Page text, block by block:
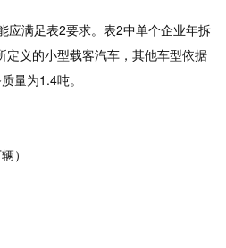
应满足表2要求。表2中单个企业年拆
定义的小型载客汽车，其他车型依据
量为1.4吨。
）